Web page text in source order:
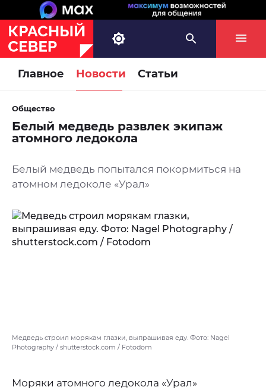
Главное Новости Статьи
Общество
Белый медведь развлек экипаж
атомного ледокола
Белый медведь попытался покормиться на
атомном ледоколе «Урал»
Медведь строил морякам глазки, выпрашивая еду. Фото: Nagel
Photography / shutterstock.com / Fotodom
Моряки атомного ледокола «Урал»